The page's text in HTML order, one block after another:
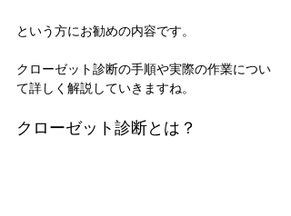
という方にお勧めの内容です。
クローゼット診断の手順や実際の作業につい
て詳しく解説していきますね。
クローゼット診断とは？